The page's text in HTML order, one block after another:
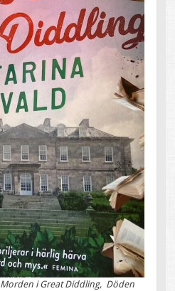
Morden i Great Diddling, Döden